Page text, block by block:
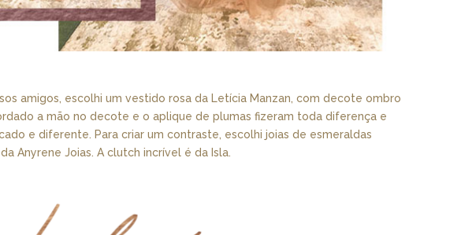
amigos, escolhi um vestido rosa da Letícia Manzan, com decote ombro
a mão no decote e o aplique de plumas fizeram toda diferença e
e diferente. Para criar um contraste, escolhi joias de esmeraldas
Anyrene Joias. A clutch incrível é da Isla.